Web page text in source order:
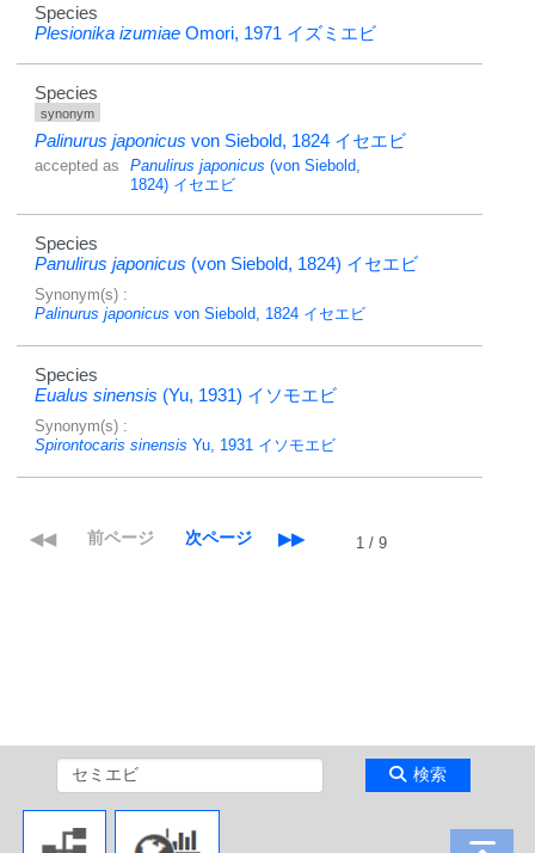
Species
Plesionika izumiae Omori, 1971 イズミエビ
Species
synonym
Palinurus japonicus von Siebold, 1824 イセエビ
accepted as Panulirus japonicus (von Siebold,
1824)イセエビ
Species
Panulirus japonicus (von Siebold, 1824) イセエビ
Synonym(s) :
Palinurus japonicus von Siebold, 1824 イセエビ
Species
Eualus sinensis (Yu, 1931) イソモエビ
Synonym(s) :
Spirontocaris sinensis Yu, 1931 イソモエビ
1 / 9
検索